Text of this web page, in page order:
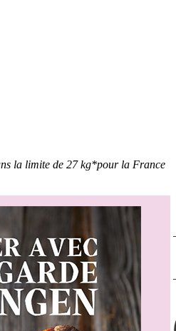
la limite de 27 kg*pour la France